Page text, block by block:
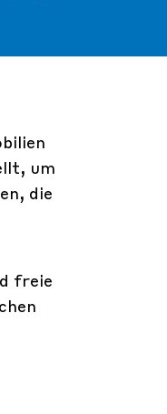
um
die
freie